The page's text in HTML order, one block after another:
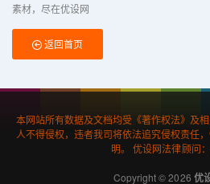
素材，尽在优设网
返回首页
本网站所有数据及文档均受《著作权法》及
人不得侵权，违者我司将依法追究侵权责任
明。 优设网法律顾问
Copyright © 2026 优